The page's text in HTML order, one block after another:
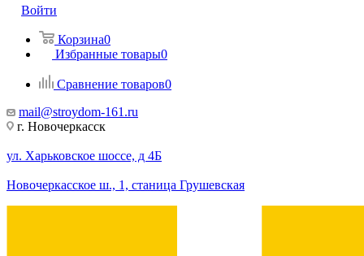
Войти
Корзина0
Избранные товары0
Сравнение товаров0
mail@stroydom-161.ru
г. Новочеркасск
ул. Харьковское шоссе, д 4Б
Новочеркасское ш., 1, станица Грушевская